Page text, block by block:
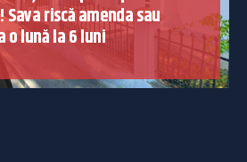
riscă amenda sau
o lună la 6 luni